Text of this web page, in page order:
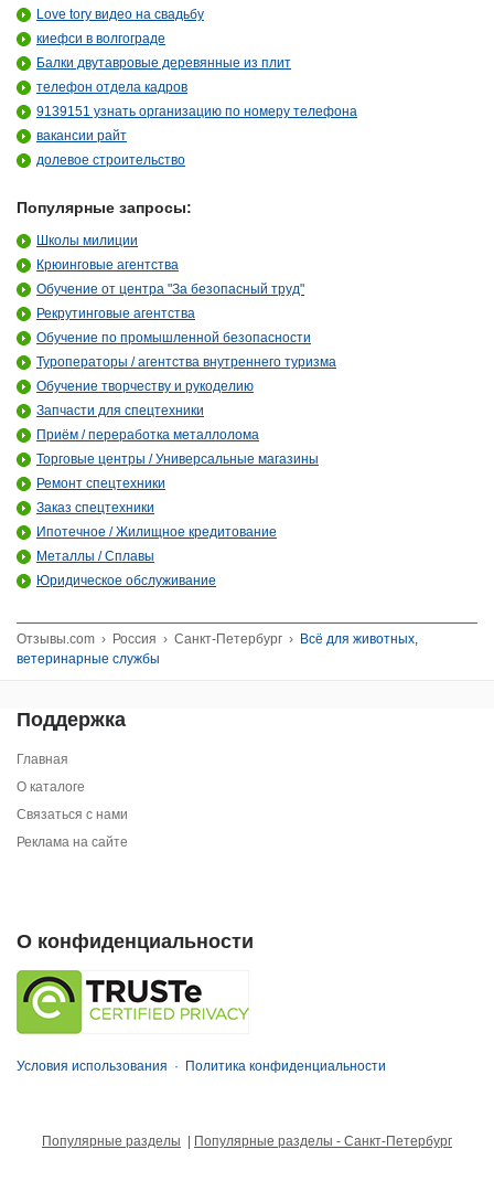
Love tory видео на свадьбу
киефси в волгограде
Балки двутавровые деревянные из плит
телефон отдела кадров
9139151 узнать организацию по номеру телефона
вакансии райт
долевое строительство
Популярные запросы:
Школы милиции
Крюинговые агентства
Обучение от центра "За безопасный труд"
Рекрутинговые агентства
Обучение по промышленной безопасности
Туроператоры / агентства внутреннего туризма
Обучение творчеству и рукоделию
Запчасти для спецтехники
Приём / переработка металлолома
Торговые центры / Универсальные магазины
Ремонт спецтехники
Заказ спецтехники
Ипотечное / Жилищное кредитование
Металлы / Сплавы
Юридическое обслуживание
Отзывы.com › Россия › Санкт-Петербург › Всё для животных,
ветеринарные службы
Поддержка
Главная
О каталоге
Связаться с нами
Реклама на сайте
О конфиденциальности
Условия использования · Политика конфиденциальности
Популярные разделы Популярные разделы - Санкт-Петербург